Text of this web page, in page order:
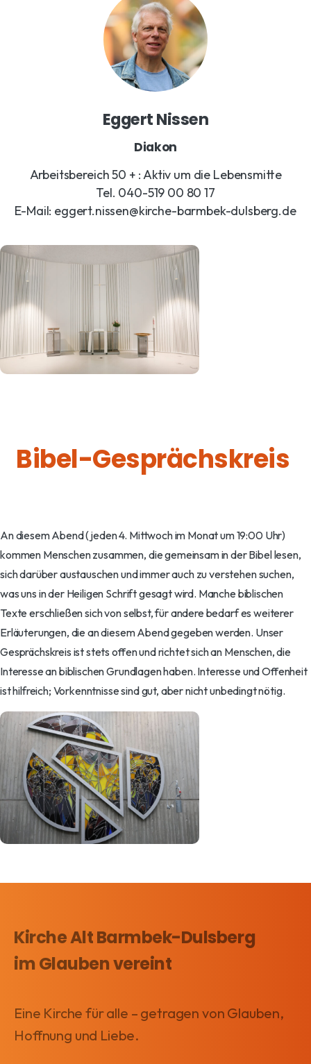
Eggert Nissen
Diakon
Arbeitsbereich 50 + : Aktiv um die Lebensmitte
Tel. 040-519 00 80 17
E-Mail: eggert.nissen@kirche-barmbek-dulsberg.de
An diesem Abend (jeden 4. Mittwoch im Monat um 19:00 Uhr)
kommen Menschen zusammen, die gemeinsam in der Bibel lesen,
sich darüber austauschen und immer auch zu verstehen suchen,
was uns in der Heiligen Schrift gesagt wird. Manche biblischen
Texte erschließen sich von selbst, für andere bedarf es weiterer
Erläuterungen, die an diesem Abend gegeben werden. Unser
Gesprächskreis ist stets offen und richtet sich an Menschen, die
Interesse an biblischen Grundlagen haben. Interesse und Offenheit
ist hilfreich; Vorkenntnisse sind gut, aber nicht unbedingt nötig.